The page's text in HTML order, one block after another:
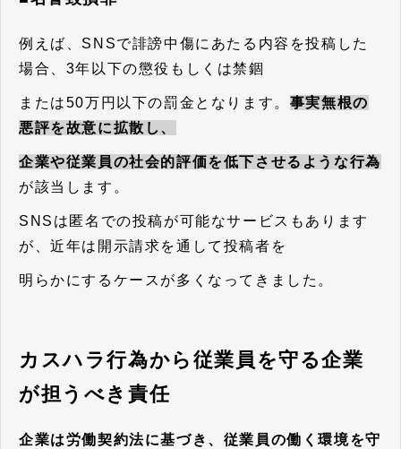
例えば、SNSで誹謗中傷にあたる内容を投稿した
場合、3年以下の懲役もしくは禁錮
または50万円以下の罰金となります。 事実無根の
悪評を故意に拡散し、
企業や従業員の社会的評価を低下させるような行為
が該当します。
SNSは匿名での投稿が可能なサービスもあります
が、近年は開示請求を通して投稿者を
明らかにするケースが多くなってきました。
カスハラ行為から従業員を守る企業
が担うべき責任
企業は労働契約法に基づき、従業員の働く環境を守